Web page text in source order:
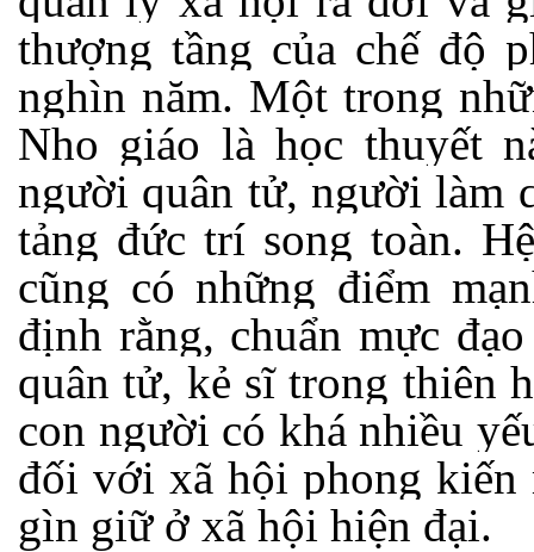
thượng tầng của chế độ
nghìn năm. Một trong
Nho giáo là học thuyết
người quân tử, người làm
tảng đức trí song toàn.
cũng có những điểm
định rằng, chuẩn mực
quân tử, kẻ sĩ trong thiên
con người có khá nhiều
đối với xã hội phong kiến
gìn giữ ở xã hội hiện đại.